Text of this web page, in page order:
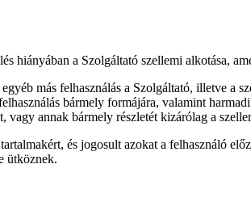
hiányában a Szolgáltató szellemi alkotása,
más felhasználás a Szolgáltató, illetve
bármely formájára, valamint
annak bármely részletét kizárólag a
és jogosult azokat a felhasználó
ütköznek.